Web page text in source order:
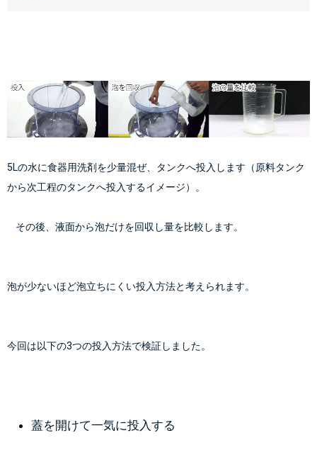
5Lの水に食器用洗剤を少量混ぜ、タンクへ投入します（原料タンク
から次工程のタンクへ投入するイメージ）。
    その後、液面から泡だけを回収し量を比較します。
泡が少ないほど泡立ちにくい投入方法と考えられます。
今回は以下の3つの投入方法で検証しました。
蓋を開けて一気に投入する